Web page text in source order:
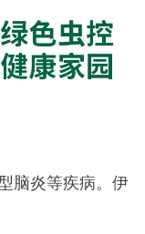
脑炎等疾病。伊